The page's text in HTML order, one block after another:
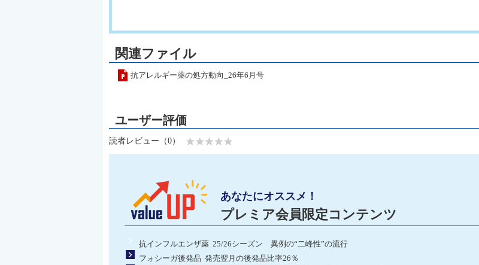
関連ファイル
抗アレルギー薬の処方動向_26年6月号
読者レビュー（0）
あなたにオススメ！
プレミア会員限定コンテンツ
抗インフルエンザ薬 25/26シーズン 異例の“二峰性”の流行
フォシーガ後発品 発売翌月の後発品比率26％